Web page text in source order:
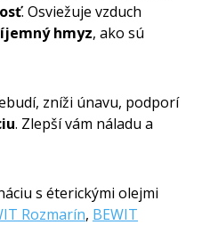
. Osviežuje vzduch
hmyz, ako sú
zníži únavu, podporí
. Zlepší vám náladu a
s éterickými olejmi
Rozmarín, BEWIT